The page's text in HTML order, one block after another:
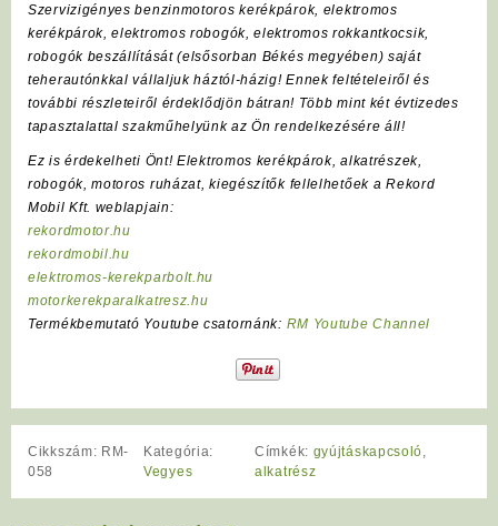
Szervizigényes benzinmotoros kerékpárok, elektromos
kerékpárok, elektromos robogók, elektromos rokkantkocsik,
robogók beszállítását (elsősorban Békés megyében) saját
teherautónkkal vállaljuk háztól-házig! Ennek feltételeiről és
további részleteiről érdeklődjön bátran! Több mint két évtizedes
tapasztalattal szakműhelyünk az Ön rendelkezésére áll!
Ez is érdekelheti Önt! Elektromos kerékpárok, alkatrészek,
robogók, motoros ruházat, kiegészítők fellelhetőek a Rekord
Mobil Kft. weblapjain:
rekordmotor.hu
rekordmobil.hu
elektromos-kerekparbolt.hu
motorkerekparalkatresz.hu
Termékbemutató Youtube csatornánk: RM Youtube Channel
Cikkszám: RM-
058
Kategória:
Vegyes
Címkék: gyújtáskapcsoló,
alkatrész